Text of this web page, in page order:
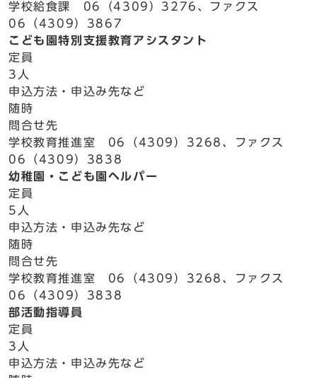
学校給食課 06（4309）3276、ファクス
06（4309）3867
こども園特別支援教育アシスタント
定員
3人
申込方法・申込み先など
随時
問合せ先
学校教育推進室 06（4309）3268、ファクス
06（4309）3838
幼稚園・こども園ヘルパー
定員
5人
申込方法・申込み先など
随時
問合せ先
学校教育推進室 06（4309）3268、ファクス
06（4309）3838
部活動指導員
定員
3人
申込方法・申込み先など